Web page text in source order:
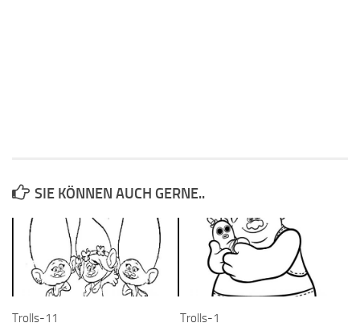
SIE KÖNNEN AUCH GERNE..
Trolls-11 Trolls-1